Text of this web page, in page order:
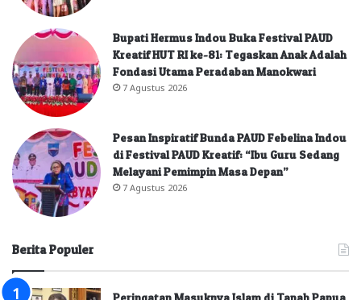
Bupati Hermus Indou Buka Festival PAUD
Kreatif HUT RI ke-81: Tegaskan Anak Adalah
Fondasi Utama Peradaban Manokwari
7 Agustus 2026
Pesan Inspiratif Bunda PAUD Febelina Indou
di Festival PAUD Kreatif: “Ibu Guru Sedang
Melayani Pemimpin Masa Depan”
7 Agustus 2026
Berita Populer
Peringatan Masuknya Islam di Tanah Papua